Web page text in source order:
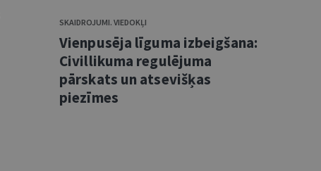
SKAIDROJUMI. VIEDOKĻI
Vienpusēja līguma izbeigšana:
Civillikuma regulējuma
pārskats un atsevišķas
piezīmes